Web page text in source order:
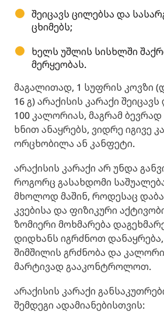
შეიცავს ცილებსა და
ცხიმებს;
ხელს უშლის სისხლში
მერყეობას.
მაგალითად, 1 სუფრის კოვზი
16 გ) არაქისის კარაქი
100 კალორიას, მაგრამ
ხნით ანაყრებს, ვიდრე იგივე
ორცხობილა ან კანფეტი.
არაქისის კარაქი არ უნდა
როგორც გასახდომი
მხოლოდ მაშინ, როდესაც
კვებისა და ფიზიკური
ზომიერი მოხმარება
დიდხანს იგრძნოთ
შიმშილის გრძნობა და
მარტივად გააკონტროლოთ.
არაქისის კარაქი
შემდეგი ადამიანებისთვის: